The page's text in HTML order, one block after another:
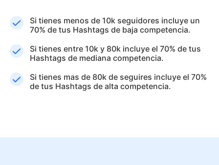
Si tienes menos de 10k seguidores incluye un
70% de tus Hashtags de baja competencia.
Si tienes entre 10k y 80k incluye el 70% de tus
Hashtags de mediana competencia.
Si tienes mas de 80k de seguires incluye el 70%
de tus Hashtags de alta competencia.